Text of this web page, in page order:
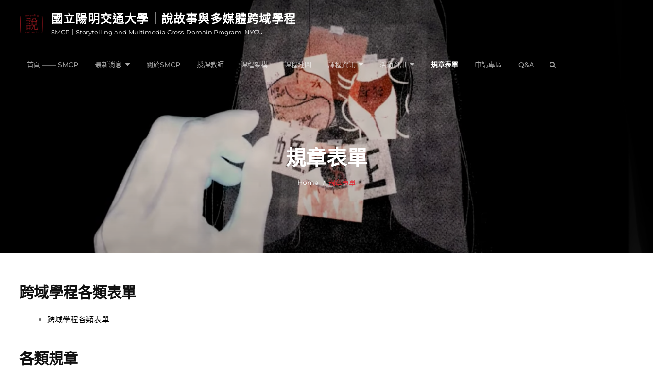
content
國立陽明交通大學｜說故事與多媒體跨域學程
SMCP｜Storytelling and Multimedia Cross-Domain Program, NYCU
首頁 —— SMCP 最新消息 關於SMCP 授課教師 課程架構 課程地圖 課程資訊 活動資訊 規章表單 申請專區 Q&A
SEARCH
規章表單
Home 規章表單
跨域學程各類表單
跨域學程各類表單
各類規章